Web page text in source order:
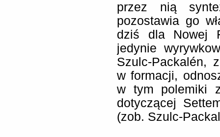
przez nią
pozostawia go
dziś dla Nowej
jedynie
Szulc-Packalén,
w formacji,
w tym polemiki
dotyczącej
(zob. Szulc-